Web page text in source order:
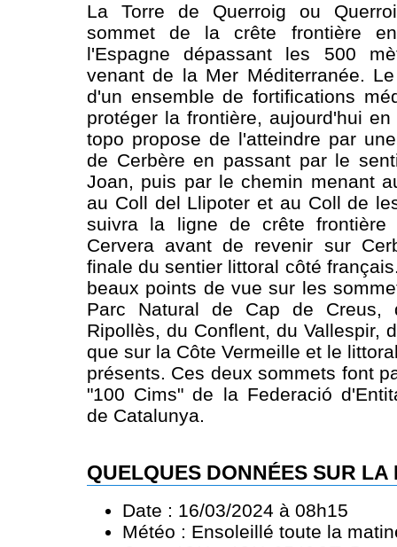
La Torre de Querroig ou
sommet de la crête frontière
l'Espagne dépassant les 500
venant de la Mer Méditerranée.
d'un ensemble de fortifications
protéger la frontière, aujourd'hui
topo propose de l'atteindre par
de Cerbère en passant par le
Joan, puis par le chemin menant
au Coll del Llipoter et au Coll de
suivra la ligne de crête frontière
Cervera avant de revenir sur
finale du sentier littoral côté
beaux points de vue sur les
Parc Natural de Cap de Creus,
Ripollès, du Conflent, du Vallespir,
que sur la Côte Vermeille et le
présents. Ces deux sommets font
"100 Cims" de la Federació
de Catalunya.
QUELQUES DONNÉES SUR LA
Date : 16/03/2024 à 08h15
Météo : Ensoleillé toute la